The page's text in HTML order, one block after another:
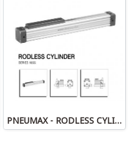
PNEUMAX - RODLESS CYLINDERS 1605 series